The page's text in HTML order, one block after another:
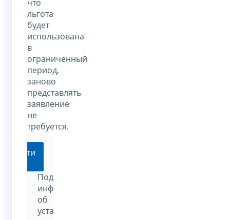
что
льгота
будет
использована
в
ограниченный
период,
заново
представлять
заявление
не
требуется.
Перейти
Подробную
информацию
об
установленных